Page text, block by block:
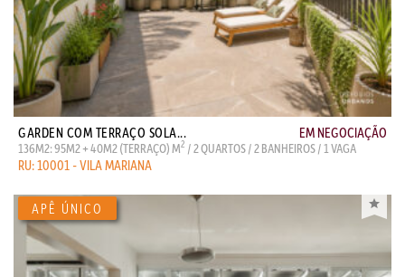
GARDEN COM TERRAÇO SOLA... EM NEGOCIAÇÃO
136M2: 95M2 + 40M2 (TERRAÇO) M2 / 2 QUARTOS / 2 BANHEIROS / 1 VAGA
RU: 10001 - VILA MARIANA